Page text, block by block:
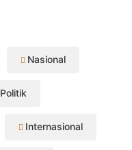
Nasional
Politik
Internasional